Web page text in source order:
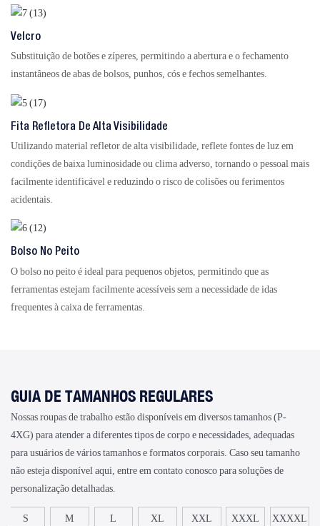
Velcro
Substituição de botões e zíperes, permitindo a abertura e o fechamento
instantâneos de abas de bolsos, punhos, cós e fechos semelhantes.
Fita Refletora De Alta Visibilidade
Utilizando material refletor de alta visibilidade, reflete fontes de luz em
condições de baixa luminosidade ou clima adverso, tornando o pessoal mais
facilmente identificável e reduzindo o risco de colisões ou ferimentos
acidentais.
Bolso No Peito
O bolso no peito é ideal para pequenos objetos, permitindo que as
ferramentas estejam facilmente acessíveis sem a necessidade de idas
frequentes à caixa de ferramentas.
GUIA DE TAMANHOS REGULARES
Nossas roupas de trabalho estão disponíveis em diversos tamanhos (P-
4XG) para atender a diferentes tipos de corpo e necessidades, adequadas
para usuários de vários tamanhos e formatos corporais. Caso seu tamanho
não esteja disponível aqui, entre em contato conosco para soluções de
personalização detalhadas.
S M L XL XXL XXXL XXXXL